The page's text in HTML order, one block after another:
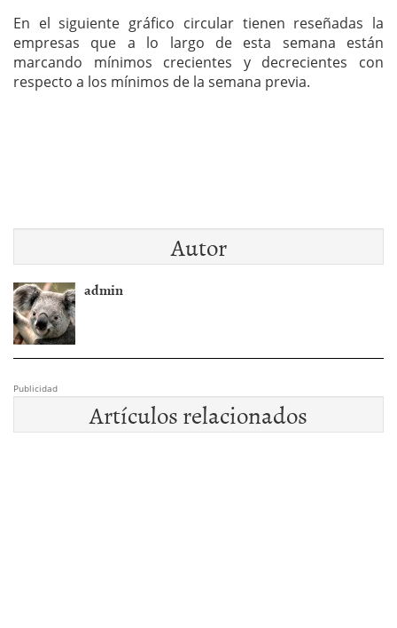
En el siguiente gráfico circular tienen reseñadas la
empresas que a lo largo de esta semana están
marcando mínimos crecientes y decrecientes con
respecto a los mínimos de la semana previa.
Autor
admin
Publicidad
Artículos relacionados